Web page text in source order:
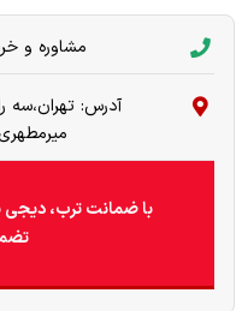
مشاوره و خرید
آدرس: تهران،سه
با ضمانت ترب، دیجی